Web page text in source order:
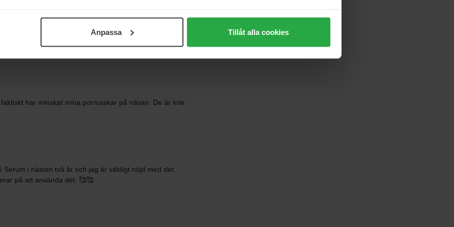
Anpassa Tillåt alla cookies
har minskat mina pormaskar på näsan. De är inte
i nästan två år och jag är väldigt nöjd med det.
på att använda det. 🥰🥰